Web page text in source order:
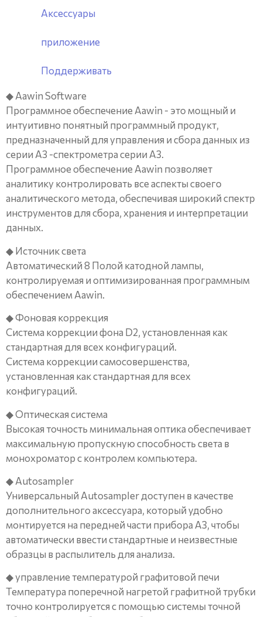
Аксессуары
приложение
Поддерживать
◆ Aawin Software
Программное обеспечение Aawin - это мощный и
интуитивно понятный программный продукт,
предназначенный для управления и сбора данных из
серии A3 -спектрометра серии A3.
Программное обеспечение Aawin позволяет
аналитику контролировать все аспекты своего
аналитического метода, обеспечивая широкий спектр
инструментов для сбора, хранения и интерпретации
данных.
◆ Источник света
Автоматический 8 Полой катодной лампы,
контролируемая и оптимизированная программным
обеспечением Aawin.
◆ Фоновая коррекция
Система коррекции фона D2, установленная как
стандартная для всех конфигураций.
Система коррекции самосовершенства,
установленная как стандартная для всех
конфигураций.
◆ Оптическая система
Высокая точность минимальная оптика обеспечивает
максимальную пропускную способность света в
монохроматор с контролем компьютера.
◆ Autosampler
Универсальный Autosampler доступен в качестве
дополнительного аксессуара, который удобно
монтируется на передней части прибора A3, чтобы
автоматически ввести стандартные и неизвестные
образцы в распылитель для анализа.
◆ управление температурой графитовой печи
Температура поперечной нагретой графитной трубки
точно контролируется с помощью системы точной